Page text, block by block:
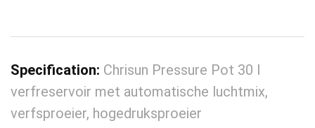
Specification: Chrisun Pressure Pot 30 l
verfreservoir met automatische luchtmix,
verfsproeier, hogedruksproeier